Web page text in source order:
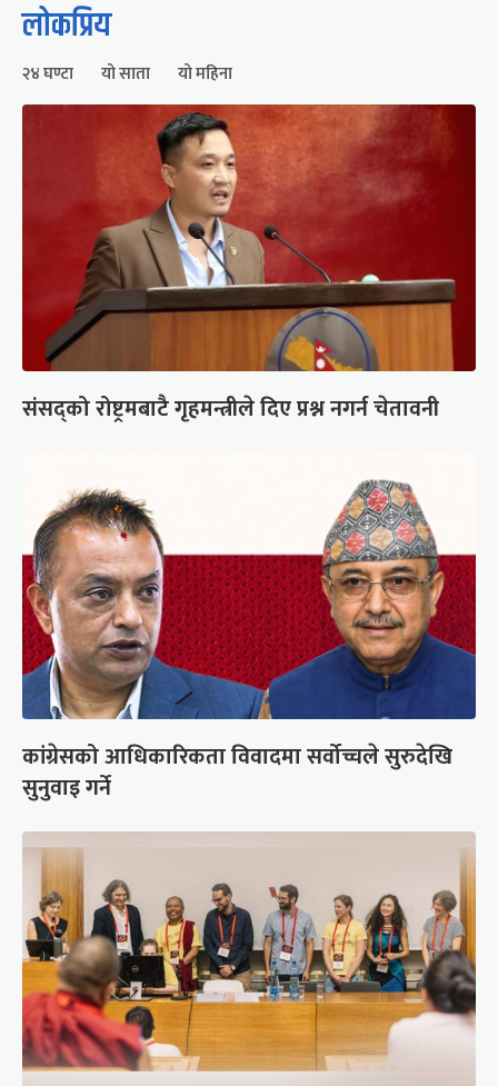
लोकप्रिय
२४ घण्टा यो साता यो महिना
संसद्को रोष्ट्रमबाटै गृहमन्त्रीले दिए प्रश्न नगर्न चेतावनी
कांग्रेसको आधिकारिकता विवादमा सर्वोच्चले सुरुदेखि
सुनुवाइ गर्ने